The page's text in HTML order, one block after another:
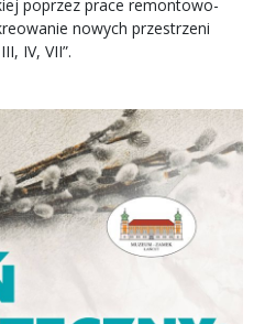
poprzez prace remontowo-
nowych przestrzeni
IV, VII”.